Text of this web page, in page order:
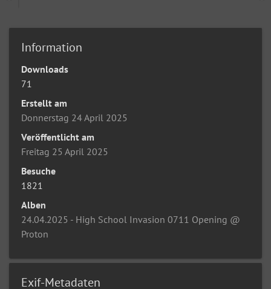
Information
Downloads
71
Erstellt am
Donnerstag 24 April 2025
Veröffentlicht am
Freitag 25 April 2025
Besuche
1821
Alben
24.04.2025 - High School Invasion 0711 Opening @
Proton
Exif-Metadaten